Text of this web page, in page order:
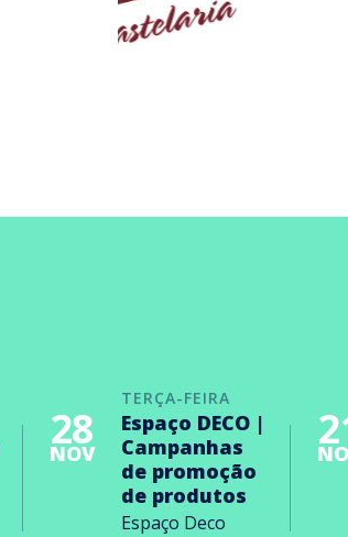
TERÇA-FEIRA
28
NOV
Espaço DECO |
Campanhas
de promoção
de produtos
Espaço Deco